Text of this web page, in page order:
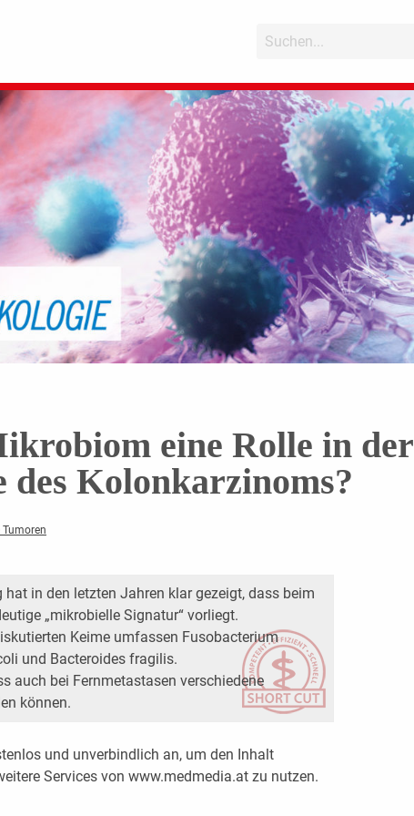
eine Rolle in der
des Kolonkarzinoms?
in den letzten Jahren klar gezeigt, dass beim
„mikrobielle Signatur“ vorliegt.
Keime umfassen Fusobacterium
und Bacteroides fragilis.
auch bei Fernmetastasen verschiedene
können.
und unverbindlich an, um den Inhalt
Services von www.medmedia.at zu nutzen.